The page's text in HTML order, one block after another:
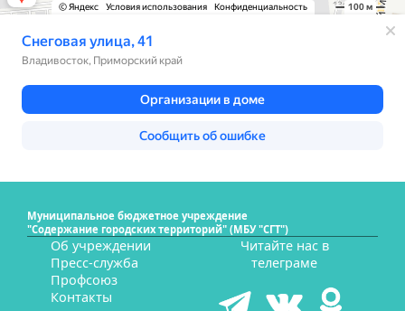
Муниципальное бюджетное учреждение
"Содержание городских территорий" (МБУ "СГТ")
Об учреждении
Пресс-служба
Профсоюз
Контакты
Читайте нас в
телеграме